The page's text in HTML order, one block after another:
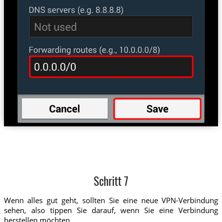
Schritt 7
Wenn alles gut geht, sollten Sie eine neue VPN-Verbindung
sehen, also tippen Sie darauf, wenn Sie eine Verbindung